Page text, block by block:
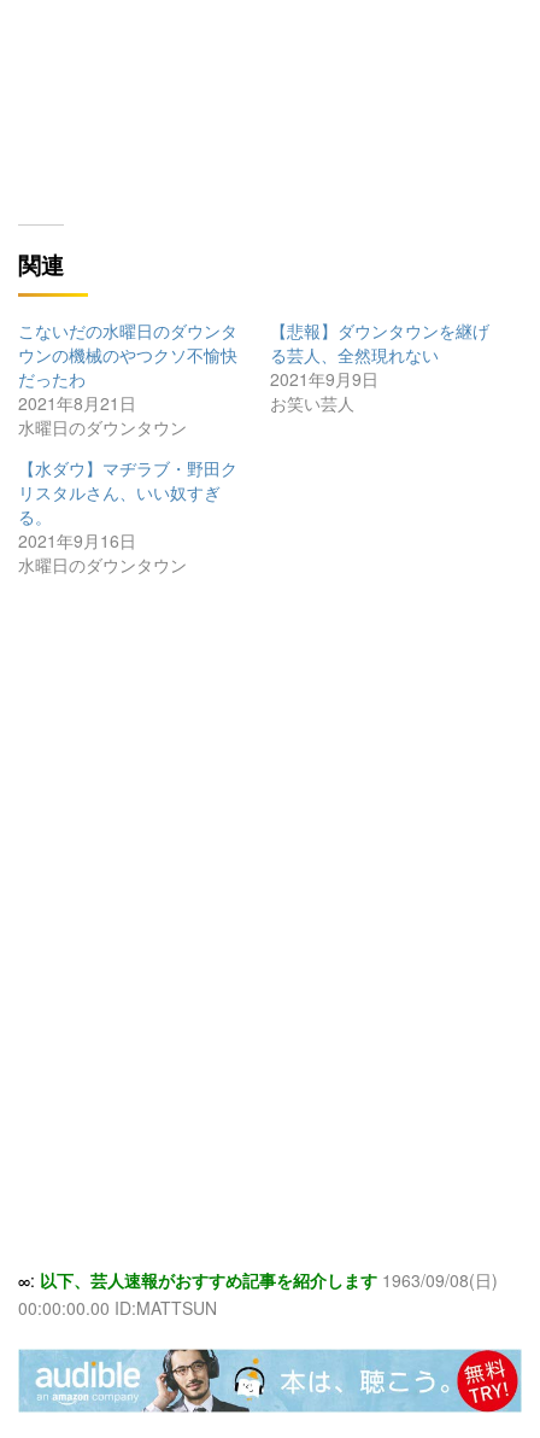
関連
こないだの水曜日のダウンタ
ウンの機械のやつクソ不愉快
だったわ
2021年8月21日
水曜日のダウンタウン
【悲報】ダウンタウンを継げ
る芸人、全然現れない
2021年9月9日
お笑い芸人
【水ダウ】マヂラブ・野田ク
リスタルさん、いい奴すぎ
る。
2021年9月16日
水曜日のダウンタウン
∞: 以下、芸人速報がおすすめ記事を紹介します 1963/09/08(日)
00:00:00.00 ID:MATTSUN